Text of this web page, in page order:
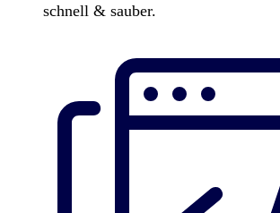
schnell & sauber.